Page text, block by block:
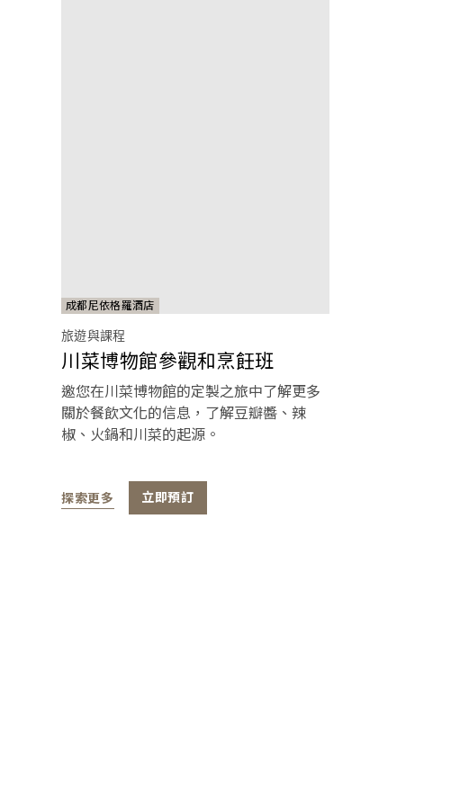
成都尼依格羅酒店
旅遊與課程
川菜博物館參觀和烹飪班
邀您在川菜博物館的定製之旅中了解更多
關於餐飲文化的信息，了解豆瓣醬、辣
椒、火鍋和川菜的起源。
探索更多 立即預訂